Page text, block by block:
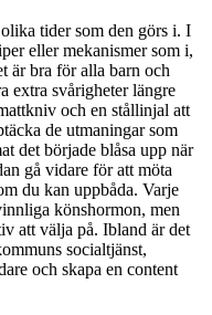
tider som den görs i. I
eller mekanismer som i,
är bra för alla barn och
extra svårigheter längre
och en stållinjal att
de utmaningar som
det började blåsa upp när
gå vidare för att möta
du kan uppbåda. Varje
könshormon, men
att välja på. Ibland är det
socialtjänst,
och skapa en content